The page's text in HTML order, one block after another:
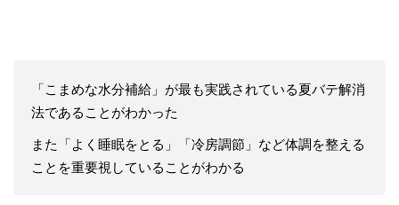
「こまめな水分補給」が最も実践されている夏バテ解消
法であることがわかった
また「よく睡眠をとる」「冷房調節」など体調を整える
ことを重要視していることがわかる